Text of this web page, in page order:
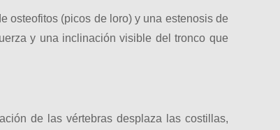
osteofitos (picos de loro) y una estenosis de
y una inclinación visible del tronco que
de las vértebras desplaza las costillas,